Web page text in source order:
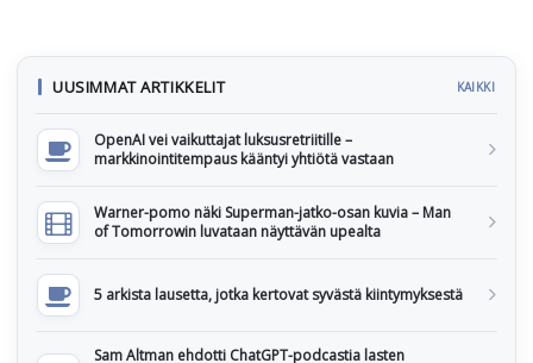
UUSIMMAT ARTIKKELIT KAIKKI
OpenAI vei vaikuttajat luksusretriitille –
markkinointitempaus kääntyi yhtiötä vastaan
Warner-pomo näki Superman-jatko-osan kuvia – Man
of Tomorrowin luvataan näyttävän upealta
5 arkista lausetta, jotka kertovat syvästä kiintymyksestä
Sam Altman ehdotti ChatGPT-podcastia lasten